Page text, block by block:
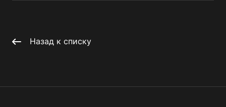
Назад к списку